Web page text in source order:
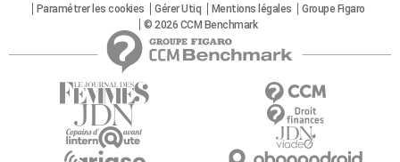
Paramétrer les cookies
Gérer Utiq Mentions légales
Groupe Figaro
© 2026 CCM Benchmark